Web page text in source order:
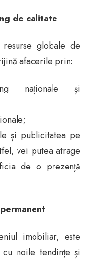
de calitate
globale de
afacerile prin:
naționale și
și publicitatea pe
vei putea atrage
de o prezență
imobiliar, este
noile tendințe și